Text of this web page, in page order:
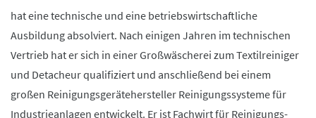
hat eine technische und eine betriebswirtschaftliche
Ausbildung absolviert. Nach einigen Jahren im technischen
Vertrieb hat er sich in einer Großwäscherei zum Textilreiniger
und Detacheur qualifiziert und anschließend bei einem
großen Reinigungsgerätehersteller Reinigungssysteme für
Industrieanlagen entwickelt. Er ist Fachwirt für Reinigungs-